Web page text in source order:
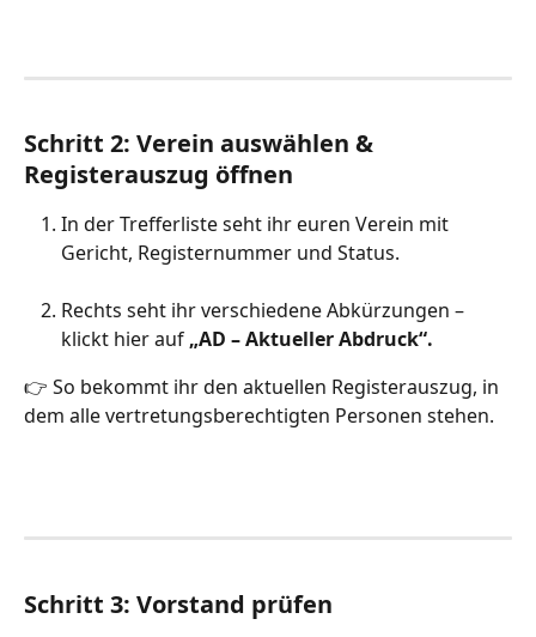
Schritt 2: Verein auswählen &
Registerauszug öffnen
In der Trefferliste seht ihr euren Verein mit
Gericht, Registernummer und Status.
Rechts seht ihr verschiedene Abkürzungen –
klickt hier auf „AD – Aktueller Abdruck“.
👉 So bekommt ihr den aktuellen Registerauszug, in
dem alle vertretungsberechtigten Personen stehen.
Schritt 3: Vorstand prüfen